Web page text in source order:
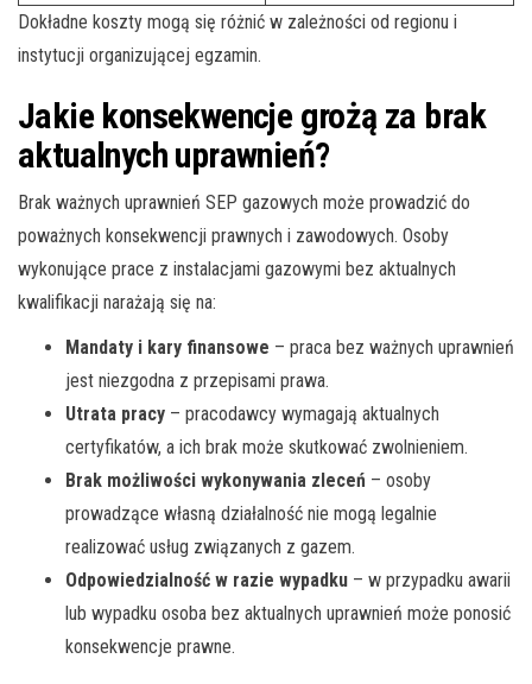
Dokładne koszty mogą się różnić w zależności od regionu i
instytucji organizującej egzamin.
Jakie konsekwencje grożą za brak
aktualnych uprawnień?
Brak ważnych uprawnień SEP gazowych może prowadzić do
poważnych konsekwencji prawnych i zawodowych. Osoby
wykonujące prace z instalacjami gazowymi bez aktualnych
kwalifikacji narażają się na:
Mandaty i kary finansowe – praca bez ważnych uprawnień
jest niezgodna z przepisami prawa.
Utrata pracy – pracodawcy wymagają aktualnych
certyfikatów, a ich brak może skutkować zwolnieniem.
Brak możliwości wykonywania zleceń – osoby
prowadzące własną działalność nie mogą legalnie
realizować usług związanych z gazem.
Odpowiedzialność w razie wypadku – w przypadku awarii
lub wypadku osoba bez aktualnych uprawnień może ponosić
konsekwencje prawne.